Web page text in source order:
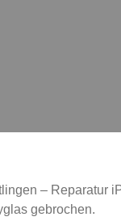
– Reparatur
gebrochen.